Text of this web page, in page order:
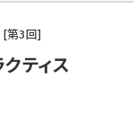
利の絆～ (2308)
ヒント集！ (2025)
第3回
ティス